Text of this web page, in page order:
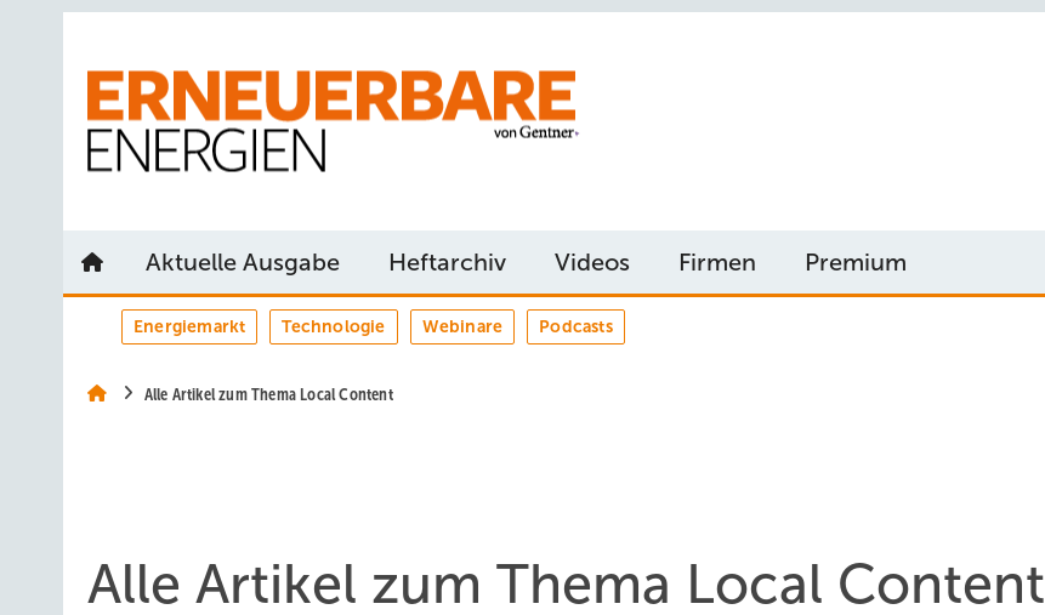
Aktuelle Ausgabe Heftarchiv Videos Firmen Premium
Energiemarkt Technologie Webinare Podcasts
Alle Artikel zum Thema Local Content
Alle Artikel zum Thema Local Content